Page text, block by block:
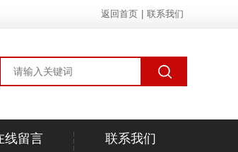
返回首页 联系我们
线留言 联系我们